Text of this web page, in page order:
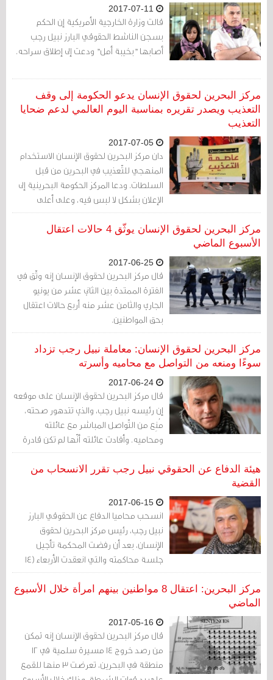
قالت وزارة الخارجية الأمريكية إن الحكم
بسجن الناشط الحقوقي البارز نبيل رجب
أصابها "بخيبة أمل" ودعت إلى إطلاق سراحه.
مركز البحرين لحقوق الإنسان يدعو الحكومة إلى وقف
التعذيب ويصدر تقريره بمناسبة اليوم العالمي لدعم ضحايا
التعذيب
دان مركز البحرين لحقوق الإنسان الاستخدام
المنهجي للتّعذيب في البحرين من قبل
السلطات. ودعا المركز الحكومة البحرينية إلى
الإعلان بشكل لا لبس فيه، وعلى أعلى
المستويات، عن عدم القبول بالتّعذيب، وذلك
في اليوم العالمي لدعم ضحايا التّعذيب
مركز البحرين لحقوق الإنسان يوثّق 4 حالات اعتقال
الأسبوع الماضي
قال مركز البحرين لحقوق الإنسان إنه وثّق في
الفترة الممتدة بين الثاني عشر من يونيو
الجاري والثامن عشر منه أربع حالات اعتقال
بحق المواطنين.
مركز البحرين لحقوق الإنسان: معاملة نبيل رجب تزداد
سوءًا ومنعه من التواصل مع محاميه وأسرته
قال مركز البحرين لحقوق الإنسان على موقعه
إن رئيسه نبيل رجب، والذي تتدهور صحته،
مُنِع من التّواصل المباشر مع عائلته
ومحاميه. وأفادت عائلته أنّها لم تكن قادرة
على التّواصل معه منذ الأسبوع الماضي.
هيئة الدفاع عن الحقوقي نبيل رجب تقرر الانسحاب من
القضية
انسحب محاميا الدفاع عن الحقوقي البارز
نبيل رجب، رئيس مركز البحرين لحقوق
الإنسان، بعد أن رفضت المحكمة تأجيل
جلسة محاكمته والتي انعقدت الأربعاء (14
يونيو/ حزيران 2017) لتعذر حضوره بسبب
وضعه الصحي.
مركز البحرين: اعتقال 8 مواطنين بينهم امرأة خلال الأسبوع
الماضي
قال مركز البحرين لحقوق الإنسان إنه تمكن
من رصد خروج 14 مسيرة سلمية في 12
منطقة في البحرين، تعرضت 3 منها للقمع